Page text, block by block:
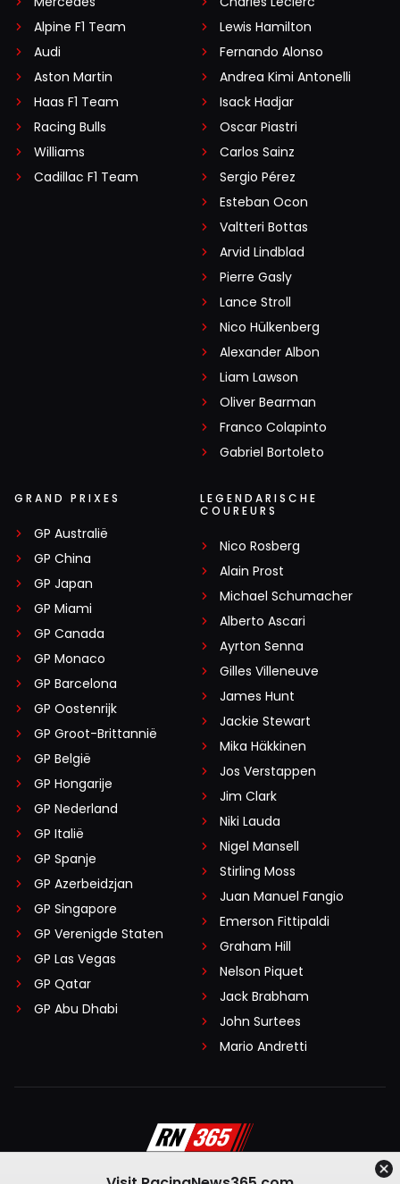
Alpine F1 Team
Audi
Aston Martin
Haas F1 Team
Racing Bulls
Williams
Cadillac F1 Team
Lewis Hamilton
Fernando Alonso
Andrea Kimi Antonelli
Isack Hadjar
Oscar Piastri
Carlos Sainz
Sergio Pérez
Esteban Ocon
Valtteri Bottas
Arvid Lindblad
Pierre Gasly
Lance Stroll
Nico Hülkenberg
Alexander Albon
Liam Lawson
Oliver Bearman
Franco Colapinto
Gabriel Bortoleto
GRAND PRIXES
GP Australië
GP China
GP Japan
GP Miami
GP Canada
GP Monaco
GP Barcelona
GP Oostenrijk
GP Groot-Brittannië
GP België
GP Hongarije
GP Nederland
GP Italië
GP Spanje
GP Azerbeidzjan
GP Singapore
GP Verenigde Staten
GP Las Vegas
GP Qatar
GP Abu Dhabi
LEGENDARISCHE
COUREURS
Nico Rosberg
Alain Prost
Michael Schumacher
Alberto Ascari
Ayrton Senna
Gilles Villeneuve
James Hunt
Jackie Stewart
Mika Häkkinen
Jos Verstappen
Jim Clark
Niki Lauda
Nigel Mansell
Stirling Moss
Juan Manuel Fangio
Emerson Fittipaldi
Graham Hill
Nelson Piquet
Jack Brabham
John Surtees
Mario Andretti